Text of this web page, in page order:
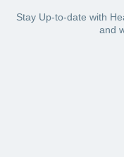
Stay Up-to-date with
and